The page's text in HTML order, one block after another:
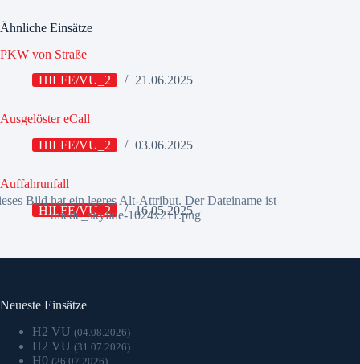
Ähnliche Einsätze
PKW von Straße
HILFE/VU_2
21.06.2025
Ausgelöster eCall
HILFE/VU_2
03.06.2025
Auffahrunfall
HILFE/VU_2
16.05.2025
Neueste Einsätze
H2 VU (04.08.2026)
H2 VU (31.07.2026)
H0 (26.07.2026)